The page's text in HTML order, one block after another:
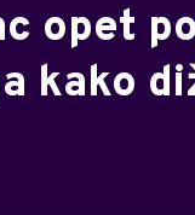
opet
kako